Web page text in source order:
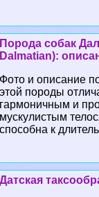
Порода собак
Dalmatian):
Фото и описание
этой породы
гармоничным и
мускулистым
способна к
Датская